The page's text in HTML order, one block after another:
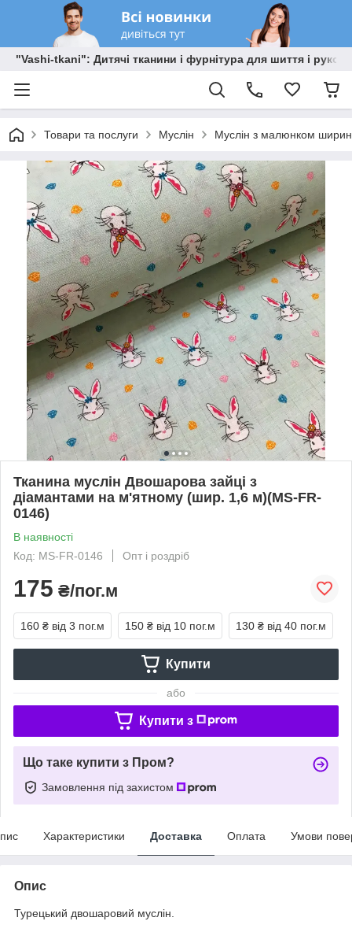
"Vashi-tkani": Дитячі тканини і фурнітура для шиття і
Товари та послуги Муслін Муслін з малюнком
Тканина муслін Двошарова зайці з
діамантами на м'ятному (шир. 1,6 м)(MS-FR-
0146)
В наявності
Код: MS-FR-0146
Опт і роздріб
175 ₴/пог.м
160 ₴ від 3 пог.м 150 ₴ від 10 пог.м 130 ₴ від 40 пог.м
Купити
або
Купити з
Що таке купити з Пром?
Замовлення під захистом
Характеристики Доставка Оплата Умови
Опис
Турецький двошаровий муслін.